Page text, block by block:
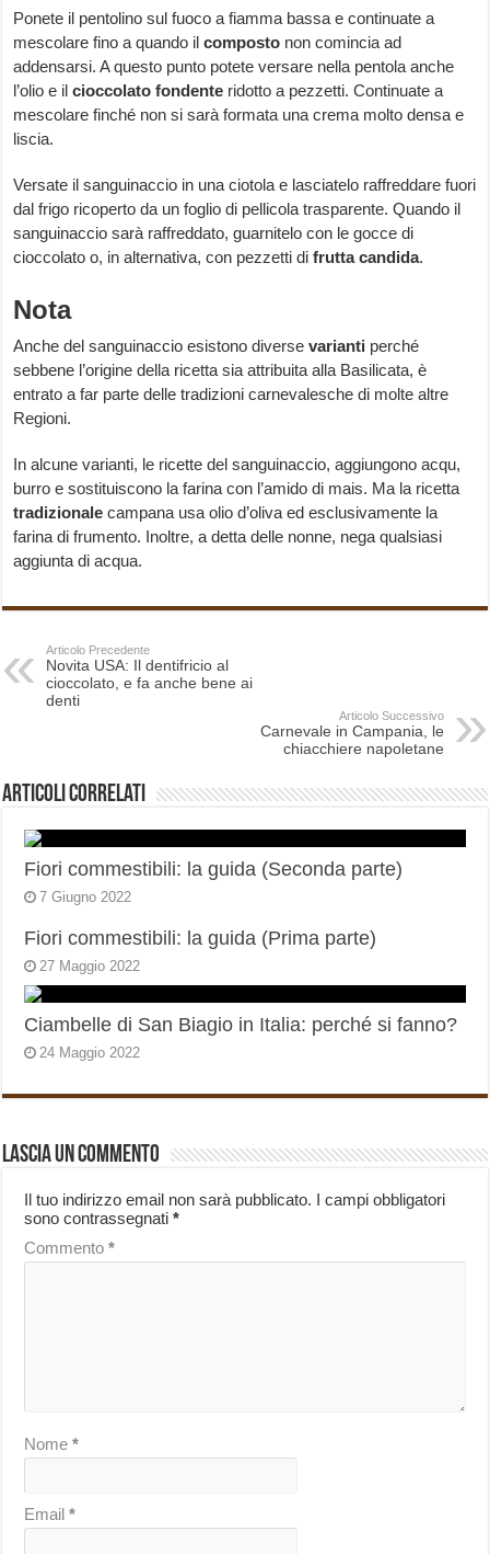
Ponete il pentolino sul fuoco a fiamma bassa e continuate a
mescolare fino a quando ilcomposto non comincia ad
addensarsi. A questo punto potete versare nella pentola anche
l’olio e il cioccolato fondente ridotto a pezzetti. Continuate a
mescolare finché non si sarà formata una crema molto densa e
liscia.
Versate il sanguinaccio in una ciotola e lasciatelo raffreddare fuori
dal frigo ricoperto da un foglio di pellicola trasparente. Quando il
sanguinaccio sarà raffreddato, guarnitelo con le gocce di
cioccolato o, in alternativa, con pezzetti difrutta candida.
Nota
Anche del sanguinaccio esistono diversevarianti perché
sebbene l’origine della ricetta sia attribuita alla Basilicata, è
entrato a far parte delle tradizioni carnevalesche di molte altre
Regioni.
In alcune varianti, le ricette del sanguinaccio, aggiungono acqu,
burro e sostituiscono la farina con l’amido di mais. Ma la ricetta
tradizionale campana usa olio d’oliva ed esclusivamente la
farina di frumento. Inoltre, a detta delle nonne, nega qualsiasi
aggiunta di acqua.
Articolo Precedente
Novita USA: Il dentifricio al
cioccolato, e fa anche bene ai
denti
Articolo Successivo
Carnevale in Campania, le
chiacchiere napoletane
Articoli correlati
Fiori commestibili: la guida (Seconda parte)
7 Giugno 2022
Fiori commestibili: la guida (Prima parte)
27 Maggio 2022
Ciambelle di San Biagio in Italia: perché si fanno?
24 Maggio 2022
Lascia un commento
Il tuo indirizzo email non sarà pubblicato. I campi obbligatori
sono contrassegnati*
Commento*
Nome*
Email*